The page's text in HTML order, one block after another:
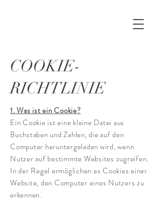
COOKIE-
RICHTLINIE
1. Was ist ein Cookie?
Ein Cookie ist eine kleine Datei aus
Buchstaben und Zahlen, die auf den
Computer heruntergeladen wird, wenn
Nutzer auf bestimmte Websites zugreifen.
In der Regel ermöglichen es Cookies einer
Website, den Computer eines Nutzers zu
erkennen.